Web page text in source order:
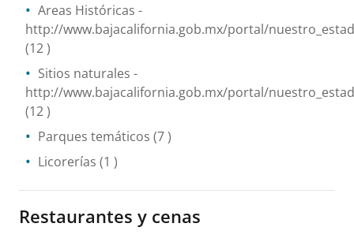
Areas Históricas -
http://www.bajacalifornia.gob.mx/portal/
(12 )
Sitios naturales -
http://www.bajacalifornia.gob.mx/portal/
(12 )
Parques temáticos (7 )
Licorerías (1 )
Restaurantes y cenas